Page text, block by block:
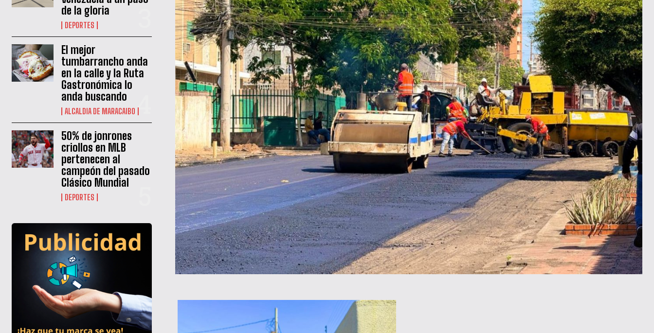
de la gloria
DEPORTES
El mejor
tumbarrancho anda
en la calle y la Ruta
Gastronómica lo
anda buscando
ALCALDIA DE MARACAIBO
50% de jonrones
criollos en MLB
pertenecen al
campeón del pasado
Clásico Mundial
DEPORTES